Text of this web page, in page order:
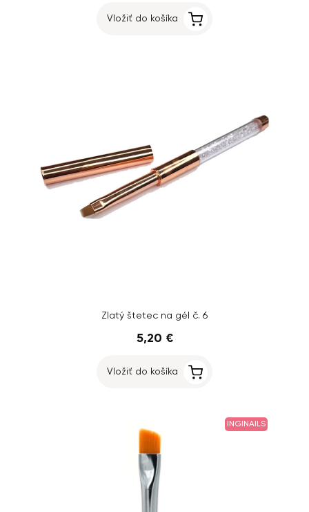
Vložiť do košíka
Zlatý štetec na gél č. 6
5,20 €
Vložiť do košíka
INGINAILS